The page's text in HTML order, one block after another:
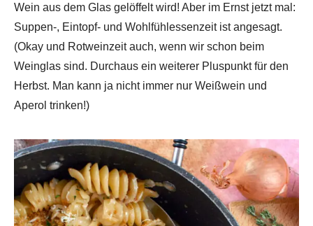
Wein aus dem Glas gelöffelt wird! Aber im Ernst jetzt mal:
Suppen-, Eintopf- und Wohlfühlessenzeit ist angesagt.
(Okay und Rotweinzeit auch, wenn wir schon beim
Weinglas sind. Durchaus ein weiterer Pluspunkt für den
Herbst. Man kann ja nicht immer nur Weißwein und
Aperol trinken!)